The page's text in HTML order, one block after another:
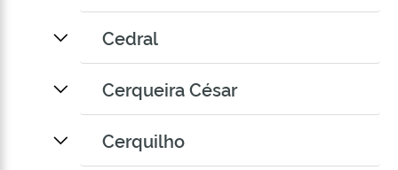
Cedral
Cerqueira César
Cerquilho